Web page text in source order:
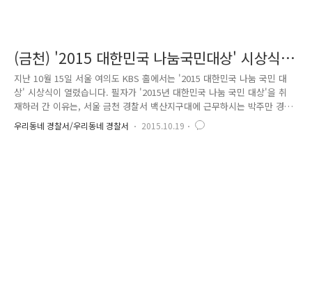
(금천) '2015 대한민국 나눔국민대상' 시상식을
가다!
지난 10월 15일 서울 여의도 KBS 홀에서는 '2015 대한민국 나눔 국민 대
상' 시상식이 열렸습니다. 필자가 '2015년 대한민국 나눔 국민 대상'을 취
재하러 간 이유는, 서울 금천 경찰서 백산지구대에 근무하시는 박주만 경
위가 보건복지부장관 표창을 수상했기 때문인데요. 봉사 일을 스스로 자랑
하는 것처럼 보일까 봐.. 친지·가족뿐만 아니라 동료 직원에게도 알리지 않
우리동네 경찰서/우리동네 경찰서 2015.10.19